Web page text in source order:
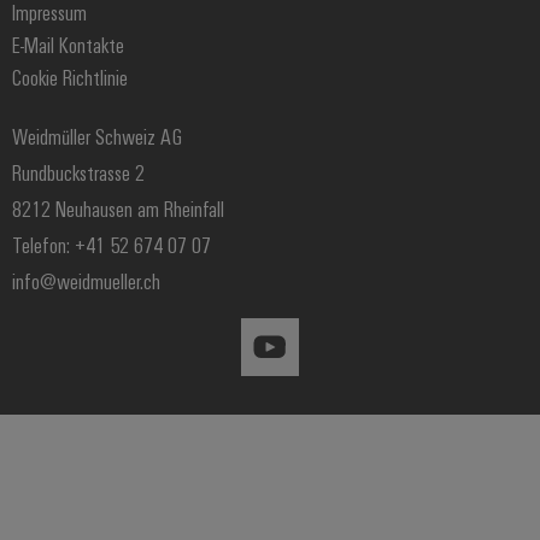
Engineering-Daten
eShop
Gerätehersteller
Prozess
Distribution
Impressum
E-Mail Kontakte
Cookie Richtlinie
Weidmüller Schweiz AG
Rundbuckstrasse 2
8212 Neuhausen am Rheinfall
Telefon: +41 52 674 07 07
info@weidmueller.ch